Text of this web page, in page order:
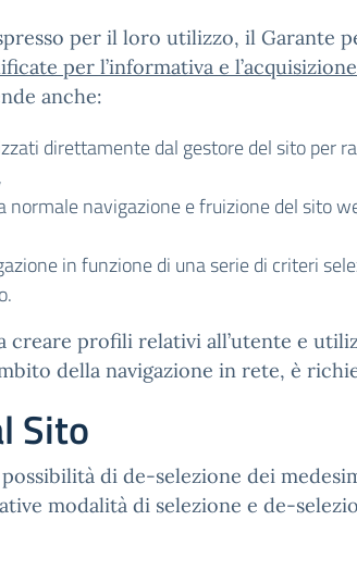
per il loro utilizzo, il Garante
per l’informativa e
anche:
direttamente dal gestore del sito per
normale navigazione e fruizione del sito
in funzione di una serie di criteri
creare profili relativi all’utente e
della navigazione in rete, è
Sito
di de-selezione dei
modalità di selezione e de-